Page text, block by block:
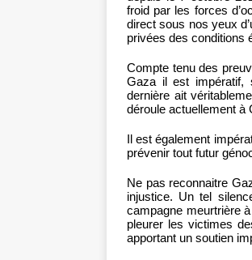
froid par les forces
direct sous nos yeux
privées des conditions
Compte tenu des
Gaza il est impératif,
dernière ait
déroule actuellement à
Il est également
prévenir tout futur
Ne pas reconnaitre
injustice. Un tel
campagne meurtrière
pleurer les victimes
apportant un soutien